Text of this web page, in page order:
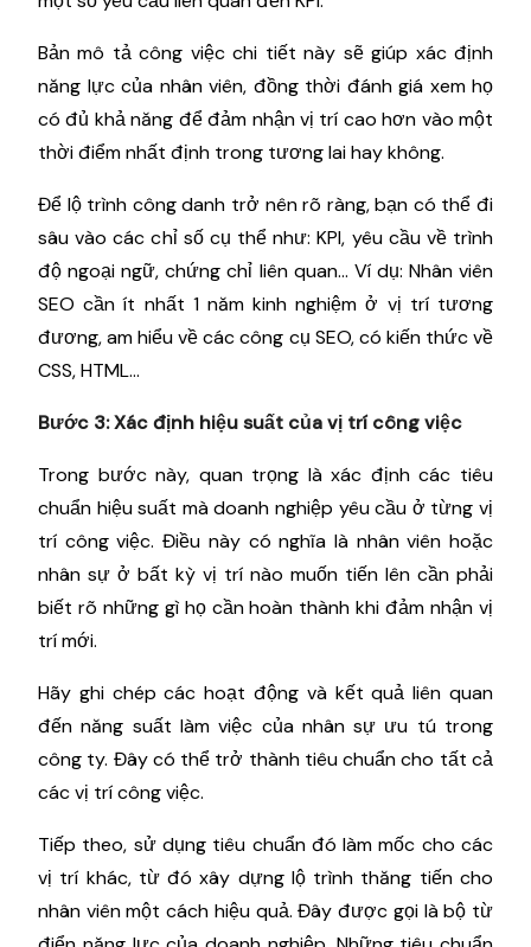
Bản mô tả công việc chi tiết này sẽ giúp xác định
năng lực của nhân viên, đồng thời đánh giá xem họ
có đủ khả năng để đảm nhận vị trí cao hơn vào một
thời điểm nhất định trong tương lai hay không.
Để lộ trình công danh trở nên rõ ràng, bạn có thể đi
sâu vào các chỉ số cụ thể như: KPI, yêu cầu về trình
độ ngoại ngữ, chứng chỉ liên quan… Ví dụ: Nhân viên
SEO cần ít nhất 1 năm kinh nghiệm ở vị trí tương
đương, am hiểu về các công cụ SEO, có kiến thức về
CSS, HTML…
Bước 3: Xác định hiệu suất của vị trí công việc
Trong bước này, quan trọng là xác định các tiêu
chuẩn hiệu suất mà doanh nghiệp yêu cầu ở từng vị
trí công việc. Điều này có nghĩa là nhân viên hoặc
nhân sự ở bất kỳ vị trí nào muốn tiến lên cần phải
biết rõ những gì họ cần hoàn thành khi đảm nhận vị
trí mới.
Hãy ghi chép các hoạt động và kết quả liên quan
đến năng suất làm việc của nhân sự ưu tú trong
công ty. Đây có thể trở thành tiêu chuẩn cho tất cả
các vị trí công việc.
Tiếp theo, sử dụng tiêu chuẩn đó làm mốc cho các
vị trí khác, từ đó xây dựng lộ trình thăng tiến cho
nhân viên một cách hiệu quả. Đây được gọi là bộ từ